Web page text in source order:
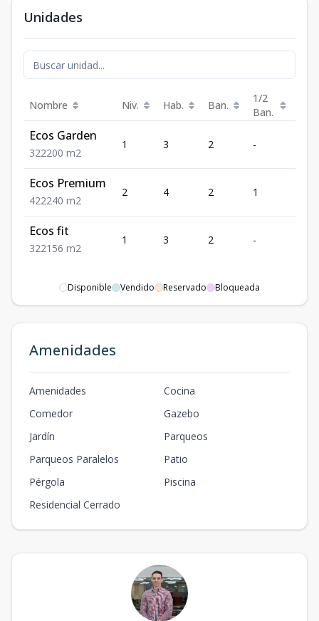
Unidades
Nombre Niv. Hab. Ban.
1/2
Ban.
Ecos Garden
322200 m2
1 3 2 -
Ecos Premium
422240 m2
2 4 2 1
Ecos fit
322156 m2
1 3 2 -
Disponible Vendido Reservado Bloqueada
Amenidades
Amenidades
Cocina
Comedor
Gazebo
Jardín
Parqueos
Parqueos Paralelos
Patio
Pérgola
Piscina
Residencial Cerrado